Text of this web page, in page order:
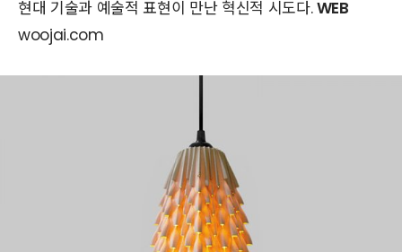
현대 기술과 예술적 표현이 만난 혁신적 시도다.WEB
woojai.com